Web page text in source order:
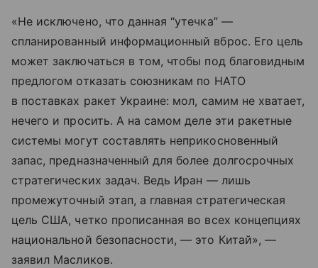
«Не исключено, что данная “утечка” —
спланированный информационный вброс. Его цель
может заключаться в том, чтобы под благовидным
предлогом отказать союзникам по НАТО
в поставках ракет Украине: мол, самим не хватает,
нечего и просить. А на самом деле эти ракетные
системы могут составлять неприкосновенный
запас, предназначенный для более долгосрочных
стратегических задач. Ведь Иран — лишь
промежуточный этап, а главная стратегическая
цель США, четко прописанная во всех концепциях
национальной безопасности, — это Китай», —
заявил Масликов.